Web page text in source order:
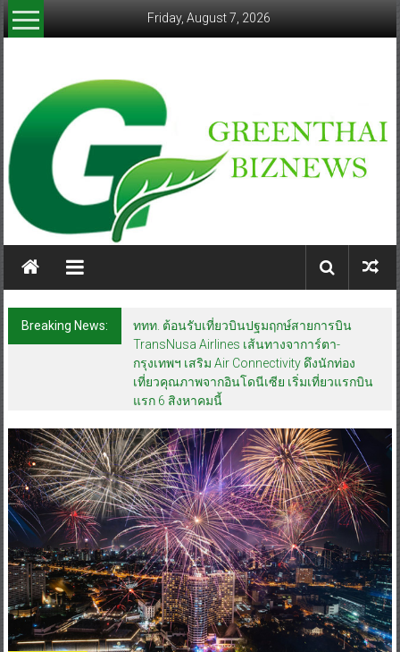
Skip
to
Friday, August 7, 2026
greenthaibiznews.com
Breaking News:
ททท. ต้อนรับเที่ยวบินปฐมฤกษ์สายการบิน
TransNusa Airlines เส้นทางจาการ์ตา-
กรุงเทพฯ เสริม Air Connectivity ดึงนักท่อง
เที่ยวคุณภาพจากอินโดนีเซีย เริ่มเที่ยวแรกบิน
แรก 6 สิงหาคมนี้